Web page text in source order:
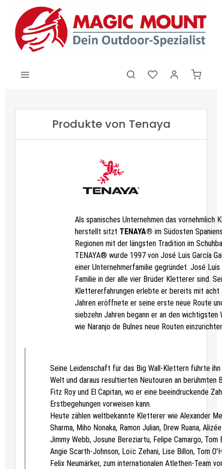
Produkte von Tenaya
Als spanisches Unternehmen das vornehmlich
herstellt sitzt TENAYA® im Südosten
Regionen mit der längsten Tradition im
TENAYA® wurde 1997 von José Luis García
einer Unternehmerfamilie gegründet. José
Familie in der alle vier Brüder Kletterer sind.
Klettererfahrungen erlebte er bereits mit acht
Jahren eröffnete er seine erste neue Route
siebzehn Jahren begann er an den wichtigsten
wie Naranjo de Bulnes neue Routen
Seine Leidenschaft für das Big Wall-Klettern führte ihn
Welt und daraus resultierten Neutouren an berühmten
Fitz Roy und El Capitan, wo er eine beeindruckende
Erstbegehungen vorweisen kann.
Heute zählen weltbekannte Kletterer wie Alexander
Sharma, Miho Nonaka, Ramon Julian, Drew Ruana,
Jimmy Webb, Josune Bereziartu, Felipe Camargo, Tom
Angie Scarth-Johnson, Loïc Zehani, Lise Billon, Tom
Felix Neumärker, zum internationalen Atlethen-Team